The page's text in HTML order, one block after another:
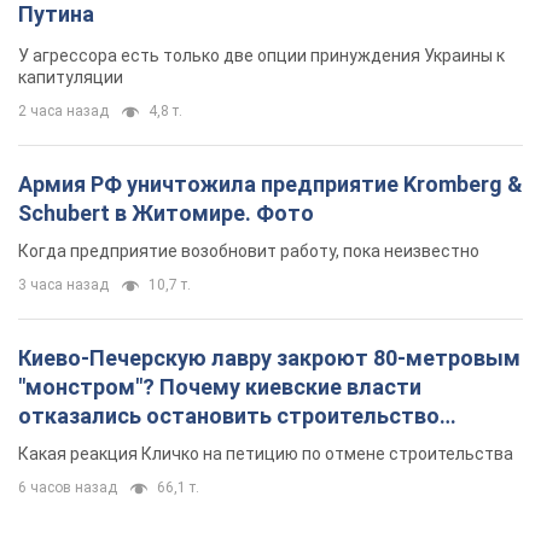
Путина
У агрессора есть только две опции принуждения Украины к
капитуляции
2 часа назад 4,8 т.
Армия РФ уничтожила предприятие Kromberg &
Schubert в Житомире. Фото
Когда предприятие возобновит работу, пока неизвестно
3 часа назад 10,7 т.
Киево-Печерскую лавру закроют 80-метровым
"монстром"? Почему киевские власти
отказались остановить строительство
небоскреба "московского верующего"
Какая реакция Кличко на петицию по отмене строительства
6 часов назад 66,1 т.